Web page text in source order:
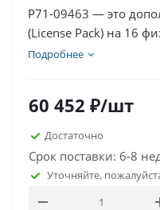
P71-09463 — это
(License Pack) на 16
операционной
Подробнее
60 452 ₽/шт
Достаточно
Срок поставки: 6-8
Уточняйте,